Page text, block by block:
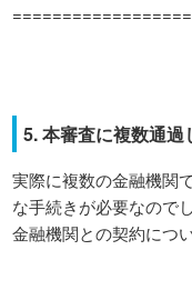
5. 本審査に複数通過
実際に複数の金融機関
な手続きが必要なので
金融機関との契約につ